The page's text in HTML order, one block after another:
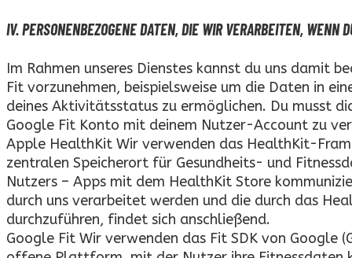
IV. PERSONENBEZOGENE DATEN, DIE WIR VERARBEITEN, WENN
Im Rahmen unseres Dienstes kannst du uns
Fit vorzunehmen, beispielsweise um die Daten in
deines Aktivitätsstatus zu ermöglichen. Du musst
Google Fit Konto mit deinem Nutzer-Account zu
Apple HealthKit Wir verwenden das HealthKit-
zentralen Speicherort für Gesundheits- und
Nutzers – Apps mit dem HealthKit Store
durch uns verarbeitet werden und die durch das
durchzuführen, findet sich anschließend.
Google Fit Wir verwenden das Fit SDK von Google